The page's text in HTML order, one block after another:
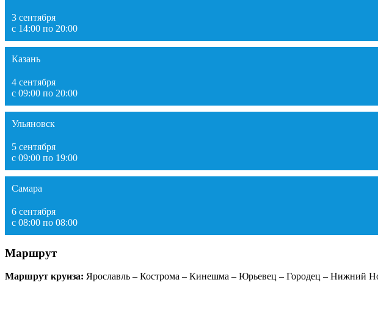
3 сентября
с 14:00 по 20:00
Казань
4 сентября
с 09:00 по 20:00
Ульяновск
5 сентября
с 09:00 по 19:00
Самара
6 сентября
с 08:00 по 08:00
Маршрут
Маршрут круиза: Ярославль – Кострома – Кинешма – Юрьевец – Городец – Нижний